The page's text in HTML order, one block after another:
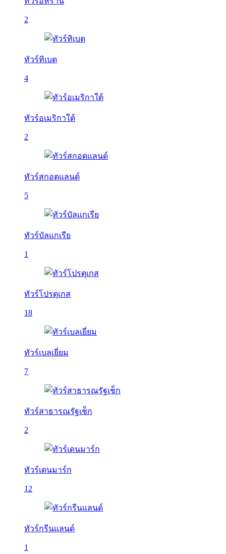
2
ทัวร์ทิเบต
4
ทัวร์อเมริกาใต้
2
ทัวร์สกอตแลนด์
5
ทัวร์บัลเเกเรีย
1
ทัวร์โปรตุเกส
18
ทัวร์เบลเยี่ยม
7
ทัวร์สาธารณรัฐเช็ก
2
ทัวร์เดนมาร์ก
12
ทัวร์กรีนแลนด์
1